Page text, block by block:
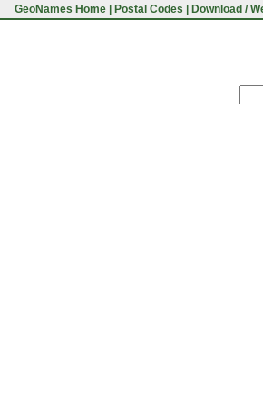
GeoNames Home Postal Codes Download /